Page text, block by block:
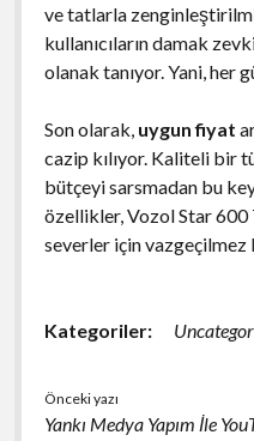
ve tatlarla
kullanıcıların damak
olanak tanıyor. Yani, her
Son olarak, uygun fiyat
cazip kılıyor. Kaliteli bir
bütçeyi sarsmadan bu
özellikler, Vozol Star 600
severler için
Kategoriler:
Önceki yazı
Yankı Medya Yapım İle